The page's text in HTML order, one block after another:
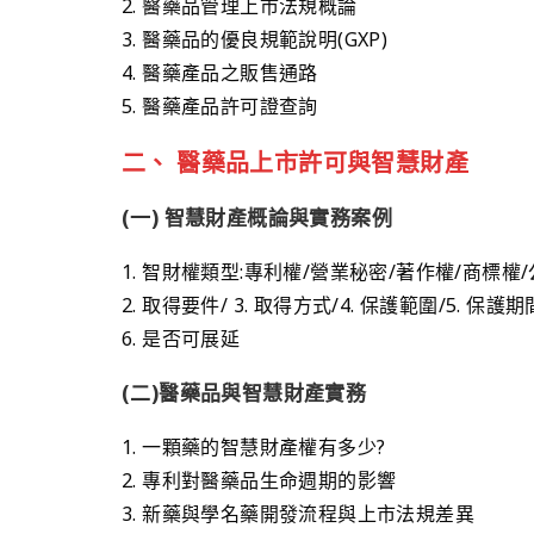
2. 醫藥品管理上市法規概論
3. 醫藥品的優良規範說明(GXP)
4. 醫藥產品之販售通路
5. 醫藥產品許可證查詢
二、 醫藥品上市許可與智慧財產
(一) 智慧財產概論與實務案例
1. 智財權類型:專利權/營業秘密/著作權/商標權/
2. 取得要件/ 3. 取得方式/4. 保護範圍/5. 保護期
6. 是否可展延
(二)醫藥品與智慧財產實務
1. 一顆藥的智慧財產權有多少?
2. 專利對醫藥品生命週期的影響
3. 新藥與學名藥開發流程與上市法規差異